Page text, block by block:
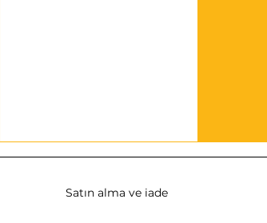
Satın alma ve iade